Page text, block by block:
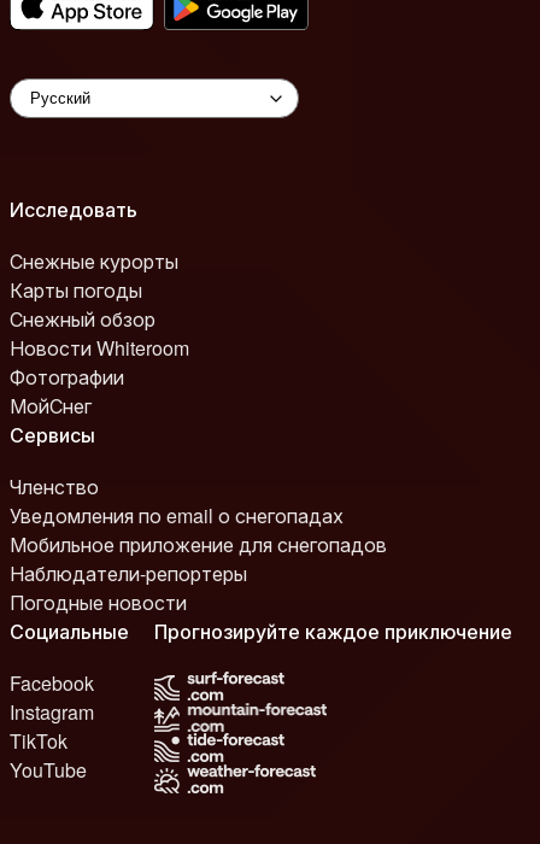
Исследовать
Снежные курорты
Карты погоды
Снежный обзор
Новости Whiteroom
Фотографии
МойСнег
Сервисы
Членство
Уведомления по email о снегопадах
Мобильное приложение для снегопадов
Наблюдатели-репортеры
Погодные новости
Социальные
Facebook
Instagram
TikTok
YouTube
Прогнозируйте каждое приключение